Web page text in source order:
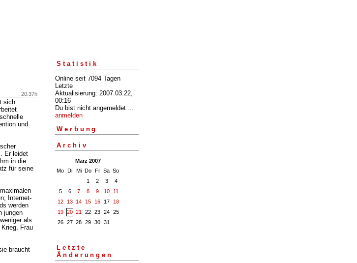
, 20:37h
sich
und
Er leidet
in die
für seine
Internet-
werden
jungen
als
Frau
braucht
Statistik
Online seit 7094 Tagen
Letzte
Aktualisierung: 2007.03.22,
00:16
Du bist nicht angemeldet ...
anmelden
Werbung
Archiv
März 2007
Mo Di Mi Do Fr Sa So
1
2 3
4
5
6 7 8 9 10
11
12
13 14 15 16 17
18
19
20 21 22 23 24
25
26
27 28 29 30 31
Letzte
Änderungen